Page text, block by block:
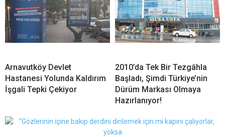
Arnavutköy Devlet
Hastanesi Yolunda Kaldırım
İşgali Tepki Çekiyor
2010’da Tek Bir Tezgâhla
Başladı, Şimdi Türkiye’nin
Dürüm Markası Olmaya
Hazırlanıyor!